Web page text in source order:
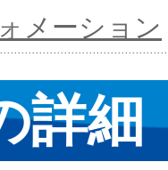
メーション
詳細